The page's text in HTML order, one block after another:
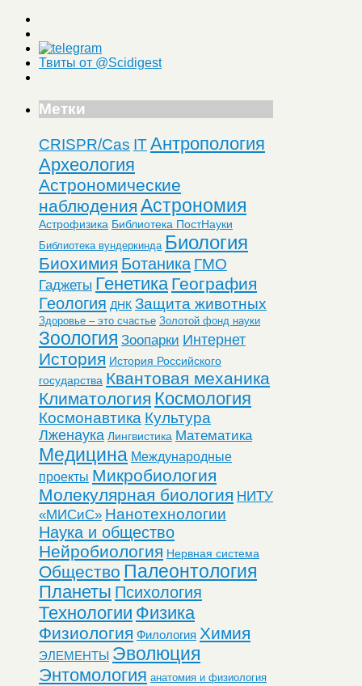
Твиты от @Scidigest
Метки
CRISPR/Cas ITАнтропология
Археология
Астрономические
наблюдения Астрономия
Астрофизика Библиотека ПостНауки
Библиотека вундеркинда Биология
Биохимия Ботаника ГМО
Гаджеты Генетика География
Геология ДНК Защита животных
Здоровье – это счастье Золотой фонд науки
Зоология Зоопарки Интернет
История История Российского
государства Квантовая механика
Климатология Космология
Космонавтика Культура
Лженаука Лингвистика Математика
Медицина Международные
проекты Микробиология
Молекулярная биология НИТУ
«МИСиС» Нанотехнологии
Наука и общество
Нейробиология Нервная система
Общество Палеонтология
Планеты Психология
Технологии Физика
Физиология Филология Химия
ЭЛЕМЕНТЫ Эволюция
Энтомология анатомия и физиология